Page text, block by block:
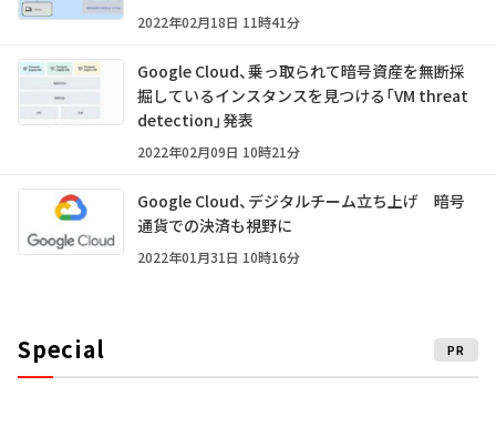
2022年02月18日 11時41分
Google Cloud、乗っ取られて暗号資産を無断採
掘しているインスタンスを見つける「VM threat
detection」発表
2022年02月09日 10時21分
Google Cloud、デジタルチーム立ち上げ 暗号
通貨での決済も視野に
2022年01月31日 10時16分
Special PR